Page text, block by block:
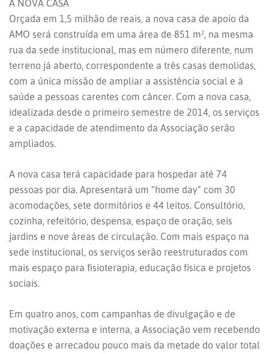
A NOVA CASA
Orçada em 1,5 milhão de reais, a nova casa de apoio da
AMO será construída em uma área de 851 m², na mesma
rua da sede institucional, mas em número diferente, num
terreno já aberto, correspondente a três casas demolidas,
com a única missão de ampliar a assistência social e à
saúde a pessoas carentes com câncer. Com a nova casa,
idealizada desde o primeiro semestre de 2014, os serviços
e a capacidade de atendimento da Associação serão
ampliados.
A nova casa terá capacidade para hospedar até 74
pessoas por dia. Apresentará um “home day” com 30
acomodações, sete dormitórios e 44 leitos. Consultório,
cozinha, refeitório, despensa, espaço de oração, seis
jardins e nove áreas de circulação. Com mais espaço na
sede institucional, os serviços serão reestruturados com
mais espaço para fisioterapia, educação física e projetos
sociais.
Em quatro anos, com campanhas de divulgação e de
motivação externa e interna, a Associação vem recebendo
doações e arrecadou pouco mais da metade do valor total